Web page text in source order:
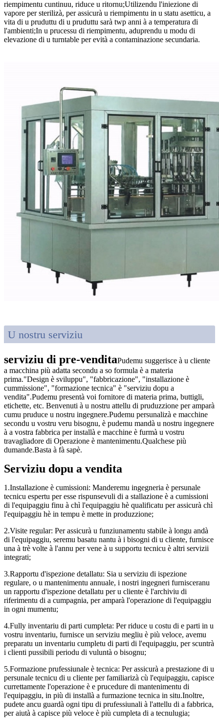
riempimentu cuntinuu, riduce u ritornu;Utilizendu l'iniezione di
vapore per sterilizà, per assicurà u riempimentu in u statu asetticu, a
vita di u pruduttu di u pruduttu sarà twp anni à a temperatura di
l'ambienti;In u prucessu di riempimentu, aduprendu u modu di
elevazione di u turntable per evità a contaminazione secundaria.
U nostru serviziu
serviziu di pre-venditaPudemu suggerisce à u cliente
a macchina più adatta secondu a so formula è a materia
prima."Design è sviluppu", "fabbricazione", "installazione è
cummissione", "formazione tecnica" è "serviziu dopu a
vendita".Pudemu presentà voi fornitore di materia prima, buttigli,
etichette, etc. Benvenuti à u nostru attellu di pruduzzione per amparà
cumu pruduce u nostru ingegnere.Pudemu persunalizà e macchine
secondu u vostru veru bisognu, è pudemu mandà u nostru ingegnere
à a vostra fabbrica per installà e macchine è furmà u vostru
travagliadore di Operazione è mantenimentu.Qualchese più
dumande.Basta à fà sapè.
Serviziu dopu a vendita
1.Installazione è cumissioni: Manderemu ingegneria è persunale
tecnicu espertu per esse rispunsevuli di a stallazione è a cumissioni
di l'equipaggiu finu à chì l'equipaggiu hè qualificatu per assicurà chì
l'equipaggiu hè in tempu è mette in produzzione;
2.Visite regular: Per assicurà u funziunamentu stabile à longu andà
di l'equipaggiu, seremu basatu nantu à i bisogni di u cliente, furnisce
una à trè volte à l'annu per vene à u supportu tecnicu è altri servizii
integrati;
3.Rapportu d'ispezione detallatu: Sia u serviziu di ispezione
regulare, o u mantenimentu annuale, i nostri ingegneri furnisceranu
un rapportu d'ispezione detallatu per u cliente è l'archiviu di
riferimentu di a cumpagnia, per amparà l'operazione di l'equipaggiu
in ogni mumentu;
4.Fully inventariu di parti cumpleta: Per riduce u costu di e parti in u
vostru inventariu, furnisce un serviziu megliu è più veloce, avemu
preparatu un inventariu cumpletu di parti di l'equipaggiu, per scuntrà
i clienti pussibili periodu di vuluntà o bisognu;
5.Formazione prufessiunale è tecnica: Per assicurà a prestazione di u
persunale tecnicu di u cliente per familiarizà cù l'equipaggiu, capisce
currettamente l'operazione è e prucedure di mantenimentu di
l'equipaggiu, in più di installà a furmazione tecnica in situ.Inoltre,
pudete ancu guardà ogni tipu di prufessiunali à l'attellu di a fabbrica,
per aiutà à capisce più veloce è più cumpleta di a tecnulugia;